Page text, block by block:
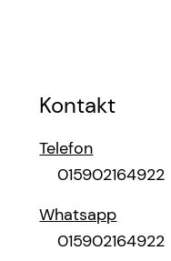
Kontakt
Telefon
015902164922
Whatsapp
015902164922